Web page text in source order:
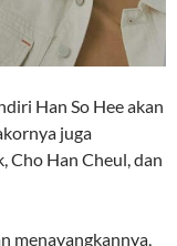
Han So Hee akan
juga
Cho Han Cheul, dan
menayangkannya,